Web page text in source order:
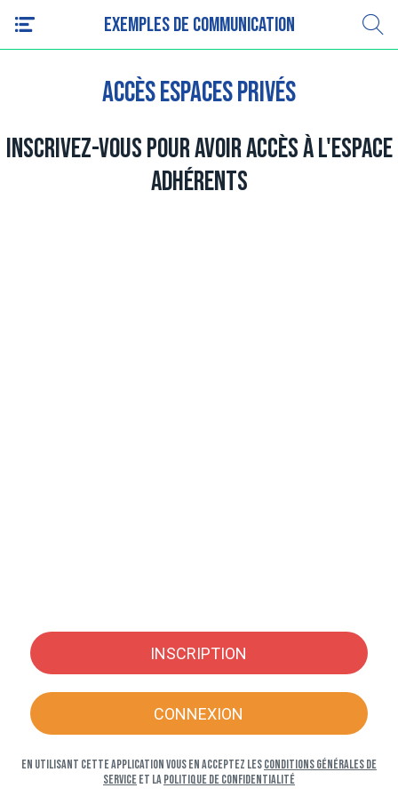
Exemples de communication
Accès espaces privés
Inscrivez-vous pour avoir accès à l'espace
adhérents
INSCRIPTION
CONNEXION
En utilisant cette application vous en acceptez lesConditions générales de
serviceet laPolitique de confidentialité